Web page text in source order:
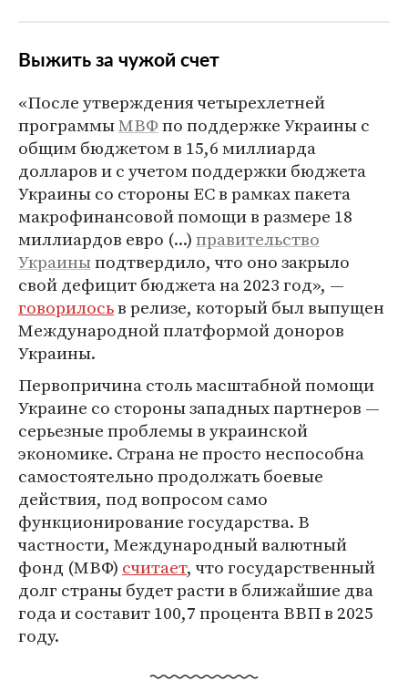
Выжить за чужой счет
«После утверждения четырехлетней
программыМВФпо поддержке Украины с
общим бюджетом в 15,6 миллиарда
долларов и с учетом поддержки бюджета
Украины со стороны ЕС в рамках пакета
макрофинансовой помощи в размере 18
миллиардов евро (...)правительство
Украиныподтвердило, что оно закрыло
свой дефицит бюджета на 2023 год», —
говорилосьв релизе, который был выпущен
Международной платформой доноров
Украины.
Первопричина столь масштабной помощи
Украине со стороны западных партнеров —
серьезные проблемы в украинской
экономике. Страна не просто неспособна
самостоятельно продолжать боевые
действия, под вопросом само
функционирование государства. В
частности, Международный валютный
фонд (МВФ) считает, что государственный
долг страны будет расти в ближайшие два
года и составит 100,7 процента ВВП в 2025
году.